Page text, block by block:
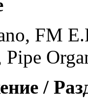
FM
Pipe
/